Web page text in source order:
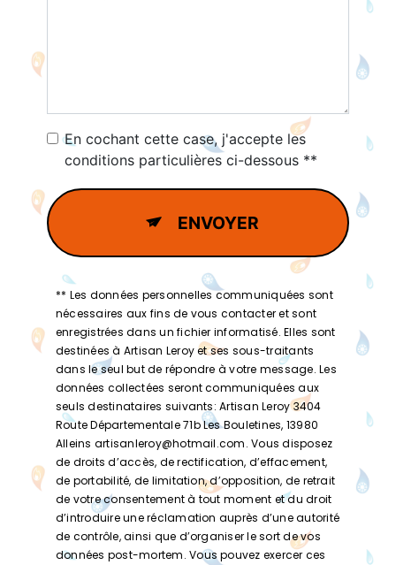
En cochant cette case, j'accepte les
conditions particulières ci-dessous **
ENVOYER
** Les données personnelles communiquées sont
nécessaires aux fins de vous contacter et sont
enregistrées dans un fichier informatisé. Elles sont
destinées à Artisan Leroy et ses sous-traitants
dans le seul but de répondre à votre message. Les
données collectées seront communiquées aux
seuls destinataires suivants: Artisan Leroy 3404
Route Départementale 71b Les Bouletines, 13980
Alleins artisanleroy@hotmail.com. Vous disposez
de droits d’accès, de rectification, d’effacement,
de portabilité, de limitation, d’opposition, de retrait
de votre consentement à tout moment et du droit
d’introduire une réclamation auprès d’une autorité
de contrôle, ainsi que d’organiser le sort de vos
données post-mortem. Vous pouvez exercer ces